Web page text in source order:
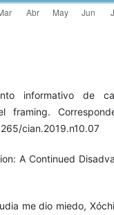
informativo de
framing.
cian.2019.n10.07
A Continued
me dio miedo,